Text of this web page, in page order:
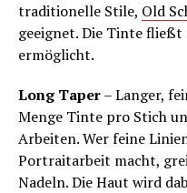
traditionelle Stile, Old
geeignet. Die Tinte fließt
ermöglicht.
Long Taper– Langer,
Menge Tinte pro Stich
Arbeiten. Wer feine
Portraitarbeit macht,
Nadeln. Die Haut wird